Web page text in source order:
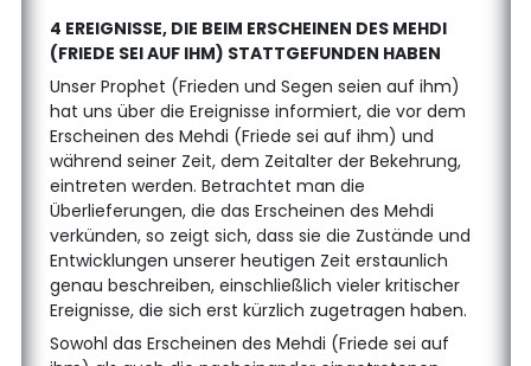
4 EREIGNISSE, DIE BEIM ERSCHEINEN DES MEHDI
(FRIEDE SEI AUF IHM) STATTGEFUNDEN HABEN
Unser Prophet (Frieden und Segen seien auf ihm)
hat uns über die Ereignisse informiert, die vor dem
Erscheinen des Mehdi (Friede sei auf ihm) und
während seiner Zeit, dem Zeitalter der Bekehrung,
eintreten werden. Betrachtet man die
Überlieferungen, die das Erscheinen des Mehdi
verkünden, so zeigt sich, dass sie die Zustände und
Entwicklungen unserer heutigen Zeit erstaunlich
genau beschreiben, einschließlich vieler kritischer
Ereignisse, die sich erst kürzlich zugetragen haben.
Sowohl das Erscheinen des Mehdi (Friede sei auf